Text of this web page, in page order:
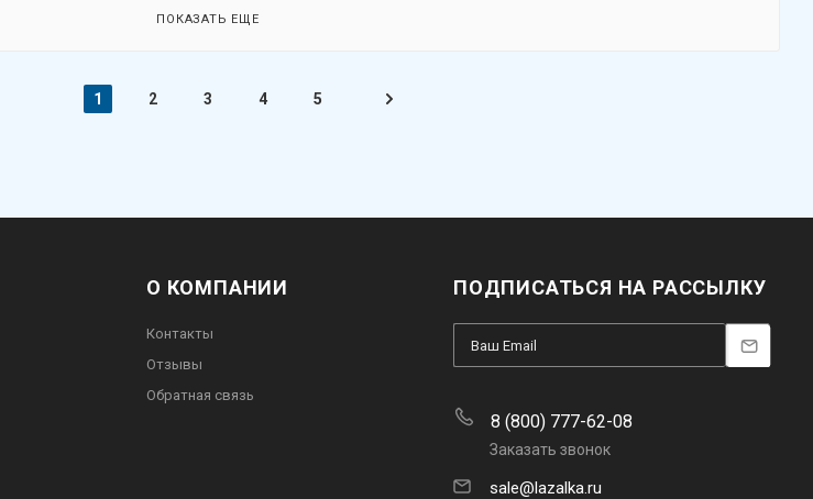
ПОКАЗАТЬ ЕЩЕ
1 2 3 4 5
О КОМПАНИИ
Контакты
Отзывы
Обратная связь
ПОДПИСАТЬСЯ НА РАССЫЛКУ
8 (800) 777-62-08
Заказать звонок
sale@lazalka.ru